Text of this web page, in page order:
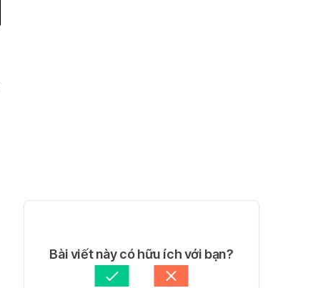
Bài viết này có hữu ích với bạn?